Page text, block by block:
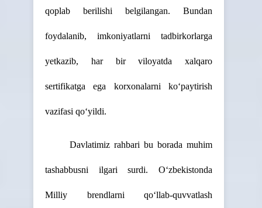
qoplab berilishi belgilangan. Bundan
foydalanib, imkoniyatlarni tadbirkorlarga
yetkazib, har bir viloyatda xalqaro
sertifikatga ega korxonalarni ko‘paytirish
vazifasi qo‘yildi.
Davlatimiz rahbari bu borada muhim
tashabbusni ilgari surdi. O‘zbekistonda
Milliy brendlarni qo‘llab-quvvatlash